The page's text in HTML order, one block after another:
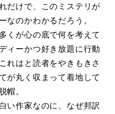
だけで、このミステリが
なのかわかるだろう。
くが心の底で何を考えて
ィーかつ好き放題に行動
れはと読者をやきもきさ
が丸く収まって着地して
帽。
い作家なのに、なぜ邦訳